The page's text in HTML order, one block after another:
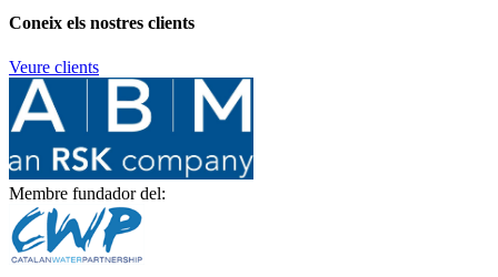
Coneix els nostres clients
Veure clients
Membre fundador del: